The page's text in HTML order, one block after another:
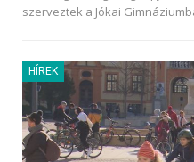
szerveztek a Jókai
HÍREK